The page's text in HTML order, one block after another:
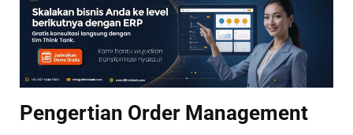
Pengertian Order Management